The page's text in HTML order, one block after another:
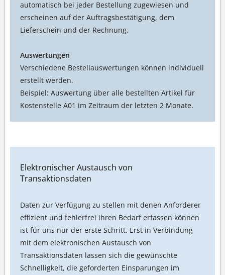
automatisch bei jeder Bestellung zugewiesen und
erscheinen auf der Auftragsbestätigung, dem
Lieferschein und der Rechnung.
Auswertungen
Verschiedene Bestellauswertungen können individuell
erstellt werden.
Beispiel: Auswertung über alle bestellten Artikel für
Kostenstelle A01 im Zeitraum der letzten 2 Monate.
Elektronischer Austausch von
Transaktionsdaten
Daten zur Verfügung zu stellen mit denen Anforderer
effizient und fehlerfrei ihren Bedarf erfassen können
ist für uns nur der erste Schritt. Erst in Verbindung
mit dem elektronischen Austausch von
Transaktionsdaten lassen sich die gewünschte
Schnelligkeit, die geforderten Einsparungen im